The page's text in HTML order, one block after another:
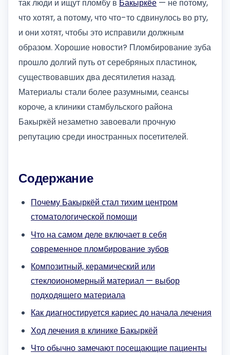
так люди и ищут пломбу в Бакыркёе — не потому,
что хотят, а потому, что что-то сдвинулось во рту,
и они хотят, чтобы это исправили должным
образом. Хорошие новости? Пломбирование зуба
прошло долгий путь от серебряных пластинок,
существовавших два десятилетия назад.
Материалы стали более разумными, сеансы
короче, а клиники стамбульского района
Бакыркёй незаметно завоевали прочную
репутацию среди иностранных посетителей.
Содержание
Почему Бакыркёй стал тихим центром
стоматологической помощи
Что на самом деле включает в себя
современное пломбирование зубов
Композитный, керамический или
стеклоиономерный материал — выбор
подходящего материала
Как диагностируется кариес до начала лечения
Ход лечения в клинике Бакыркёй
Что обычно замечают посещающие пациенты